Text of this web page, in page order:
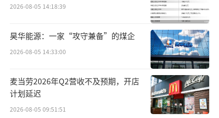
财报中提到，统一企业中国食品业务在202
5年收入104.94亿元，实现5.0%的中个位数增
长；旗下的“茄皇”“满汉大餐”等单品更是
双位数增长，且通过IP联名与季节限定款激活
年轻消费群体。反观涵盖茶饮料、果汁、奶茶
等五大品类的饮品业务，2025年实现收入194.7
1亿元，同比增长仅1.2%。
2026-08-05 14:18:39
昊华能源：一家“攻守兼备”的煤企
2026-08-05 14:33:00
麦当劳2026年Q2营收不及预期，开店
计划延迟
2026-08-05 09:51:51